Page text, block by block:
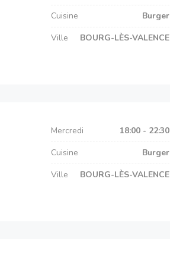
Cuisine
Burger
Ville
BOURG-LÈS-VALENCE
Mercredi
18:00 - 22:30
Cuisine
Burger
Ville
BOURG-LÈS-VALENCE